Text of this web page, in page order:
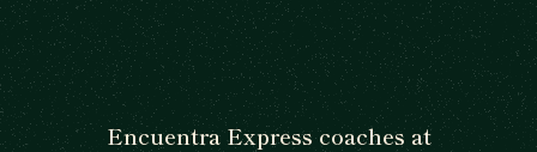
Encuentra Express coaches at